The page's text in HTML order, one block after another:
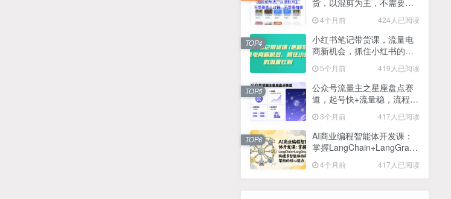
8 情趣内衣暴利玩法，冷门赛道，日入1k+
9 在家就能做的项目，一天轻松300+，操作简单上手快
10 2025年百家号AI图文掘金，手机操作单号月入4-5位数，低门槛【附指令+工具】
抖音情感文案项目玩法，单月涨粉3000+，新手小白也能做
26年3月】
4个月前 424人已阅读
小红书笔记带货课，流量电
商新机会，抓住小红书的流
5个月前 419人已阅读
TOP4
公众号流量主之星座盘点赛
道，起号快+流量稳，流程简
3个月前 417人已阅读
TOP5
AI商业编程智能体开发课：
掌握LangChain+LangGraph
心能力
4个月前 417人已阅读
TOP6